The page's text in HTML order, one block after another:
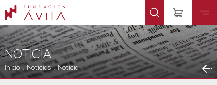
NOTICIA
Inicio . Noticias . Noticia